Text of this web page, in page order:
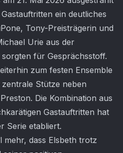
ein deutliches
Tony-Preisträgerin und
Urie aus der
für Gesprächsstoff.
zum festen Ensemble
Stütze neben
Die Kombination aus
Gastauftritten hat
Serie etabliert.
mehr, dass Elsbeth trotz